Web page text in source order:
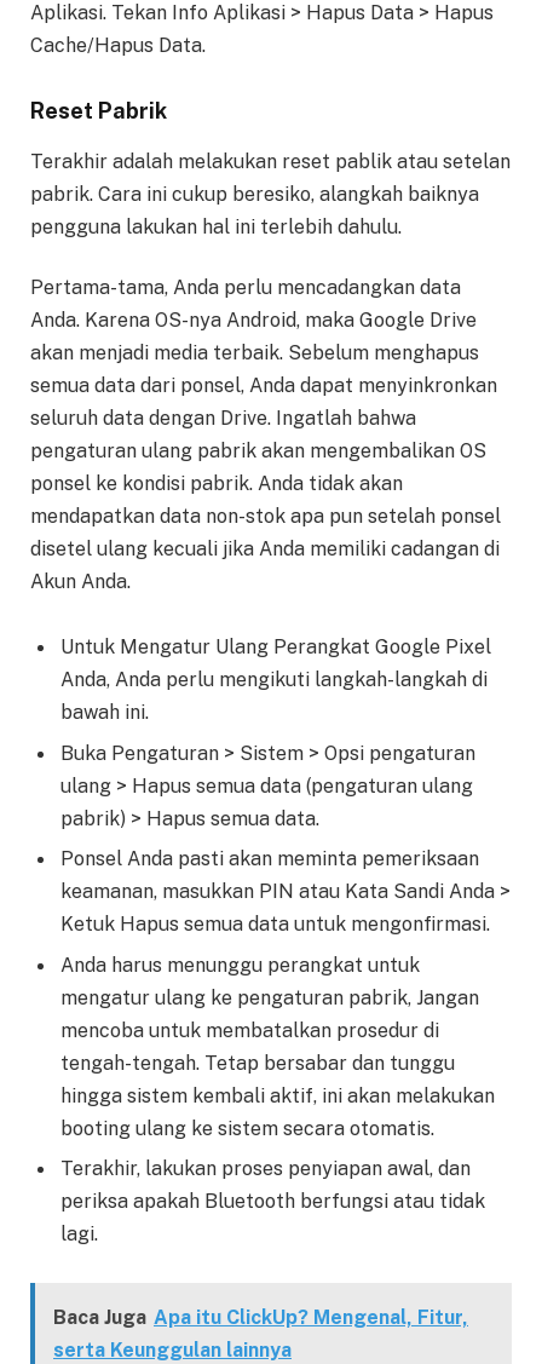
Aplikasi. Tekan Info Aplikasi > Hapus Data > Hapus
Cache/Hapus Data.
Reset Pabrik
Terakhir adalah melakukan reset pablik atau setelan
pabrik. Cara ini cukup beresiko, alangkah baiknya
pengguna lakukan hal ini terlebih dahulu.
Pertama-tama, Anda perlu mencadangkan data
Anda. Karena OS-nya Android, maka Google Drive
akan menjadi media terbaik. Sebelum menghapus
semua data dari ponsel, Anda dapat menyinkronkan
seluruh data dengan Drive. Ingatlah bahwa
pengaturan ulang pabrik akan mengembalikan OS
ponsel ke kondisi pabrik. Anda tidak akan
mendapatkan data non-stok apa pun setelah ponsel
disetel ulang kecuali jika Anda memiliki cadangan di
Akun Anda.
Untuk Mengatur Ulang Perangkat Google Pixel
Anda, Anda perlu mengikuti langkah-langkah di
bawah ini.
Buka Pengaturan > Sistem > Opsi pengaturan
ulang > Hapus semua data (pengaturan ulang
pabrik) > Hapus semua data.
Ponsel Anda pasti akan meminta pemeriksaan
keamanan, masukkan PIN atau Kata Sandi Anda >
Ketuk Hapus semua data untuk mengonfirmasi.
Anda harus menunggu perangkat untuk
mengatur ulang ke pengaturan pabrik, Jangan
mencoba untuk membatalkan prosedur di
tengah-tengah. Tetap bersabar dan tunggu
hingga sistem kembali aktif, ini akan melakukan
booting ulang ke sistem secara otomatis.
Terakhir, lakukan proses penyiapan awal, dan
periksa apakah Bluetooth berfungsi atau tidak
lagi.
Baca Juga Apa itu ClickUp? Mengenal, Fitur,
serta Keunggulan lainnya